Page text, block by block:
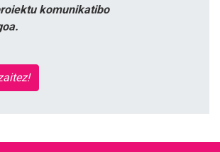
komunikatibo